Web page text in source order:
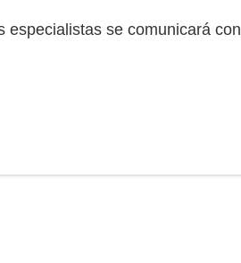
especialistas se comunicará con